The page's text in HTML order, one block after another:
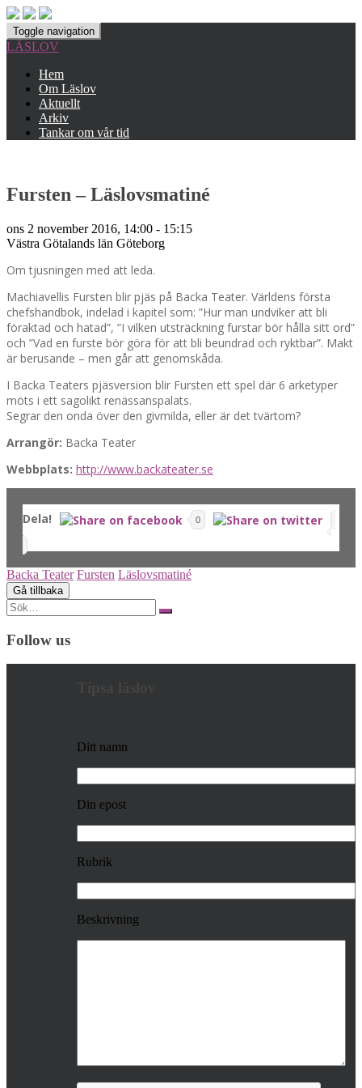
Toggle navigation
LÄSLOV
Hem
Om Läslov
Aktuellt
Arkiv
Tankar om vår tid
Fursten – Läslovsmatiné
ons 2 november 2016, 14:00 - 15:15
Västra Götalands län Göteborg
Om tjusningen med att leda.
Machiavellis Fursten blir pjäs på Backa Teater. Världens första
chefshandbok, indelad i kapitel som: ”Hur man undviker att bli
föraktad och hatad”, ”I vilken utsträckning furstar bör hålla sitt ord”
och ”Vad en furste bör göra för att bli beundrad och ryktbar”. Makt
är berusande – men går att genomskåda.
I Backa Teaters pjäsversion blir Fursten ett spel där 6 arketyper
möts i ett sagolikt renässanspalats.
Segrar den onda över den givmilda, eller är det tvärtom?
Arrangör: Backa Teater
Webbplats: http://www.backateater.se
Dela! 0
Backa Teater Fursten Läslovsmatiné
Search
for:
Follow us
Ditt namn
Din epost
Rubrik
Beskrivning